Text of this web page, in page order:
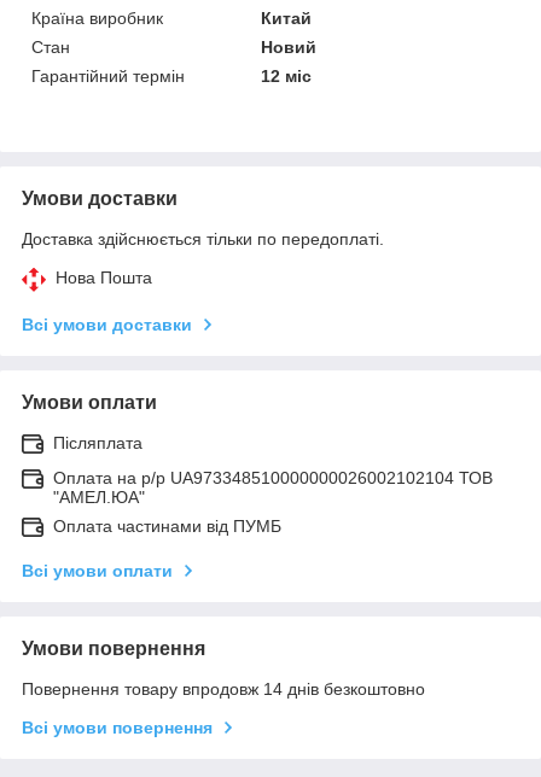
Країна виробник
Китай
Стан
Новий
Гарантійний термін
12 міс
Умови доставки
Доставка здійснюється тільки по передоплаті.
Нова Пошта
Всі умови доставки
Умови оплати
Післяплата
Оплата на р/р UA973348510000000026002102104 ТОВ
"АМЕЛ.ЮА"
Оплата частинами від ПУМБ
Всі умови оплати
Умови повернення
Повернення товару впродовж 14 днів безкоштовно
Всі умови повернення